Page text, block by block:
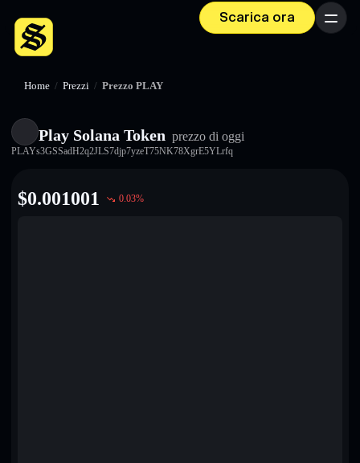
Scarica ora Menu
Home / Prezzi / Prezzo PLAY
Play Solana Token prezzo di oggi
PLAYs3GSSadH2q2JLS7djp7yzeT75NK78XgrE5YLrfq
$0.001001 0.03%